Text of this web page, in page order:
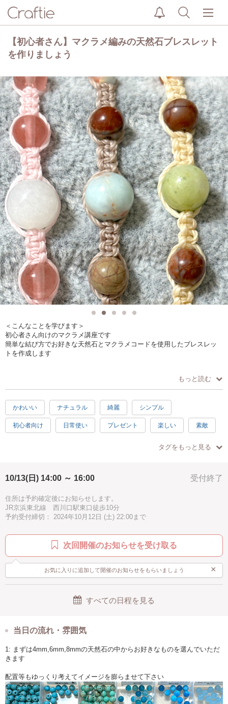
【初心者さん】マクラメ編みの天然石ブレスレット
を作りましょう
＜こんなことを学びます＞
初心者さん向けのマクラメ講座です
簡単な結び方でお好きな天然石とマクラメコードを使用したブレスレッ
トを作成します
ワークショップ体験後は自宅で製品を作れるようになれます
＜こんな風に教えます＞
初心者さん向けのワークショップです
たくさんの天然石の中からお好きな石とマクラメコードを選んでいただ
参加者の皆さんと対話する形式でゆっくり楽しく学んで頂きます
＜持ち物＞
なし
メガネが必要な方はご持参くださいませ
＜定員＞
おひとり様・ご家族・カップル・ご友人など個別に開催しますので、気
兼ねなくお楽しみ頂けます
もっと読む
かわいい ナチュラル 綺麗 シンプル
初心者向け 日常使い プレゼント 楽しい 素敵
春
シニア歓迎 お手頃 ホワイト
ゴールド イェロー パープル
水色 ブラック 駅近 徒歩10分以内
タグをもっと見る
受付終了
10/13(日) 14:00 ～ 16:00
住所は予約確定後にお知らせします。
JR京浜東北線 西川口駅東口徒歩10分
予約受付締切： 2024年10月12日 (土) 22:00まで
次回開催のお知らせを受け取る
お気に入りに追加して開催のお知らせをもらいましょう ×
すべての日程を見る
当日の流れ・雰囲気
1: まずは4mm,6mm,8mmの天然石の中からお好きなものを選んでいただ
きます
配置等もゆっくり考えてイメージを膨らませて下さい